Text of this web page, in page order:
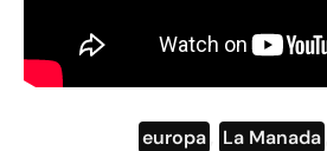
europa La Manada